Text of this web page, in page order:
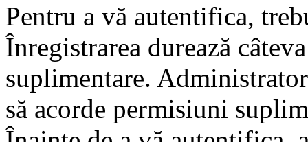
Pentru a vă autentifica,
Înregistrarea durează
suplimentare.
să acorde permisiuni